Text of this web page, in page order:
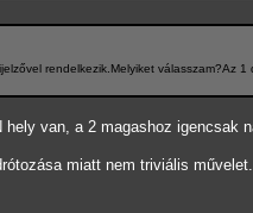
rendelkezik.Melyiket
van, a 2 magashoz igencsak
miatt nem triviális